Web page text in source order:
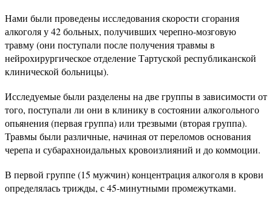
Нами были проведены исследования скорости сгорания
алкоголя у 42 больных, получивших черепно-мозговую
травму (они поступали после получения травмы в
нейрохирургическое отделение Тартуской республиканской
клинической больницы).
Исследуемые были разделены на две группы в зависимости от
того, поступали ли они в клинику в состоянии алкогольного
опьянения (первая группа) или трезвыми (вторая группа).
Травмы были различные, начиная от переломов основания
черепа и субарахноидальных кровоизлияний и до коммоции.
В первой группе (15 мужчин) концентрация алкоголя в крови
определялась трижды, с 45-минутными промежутками.